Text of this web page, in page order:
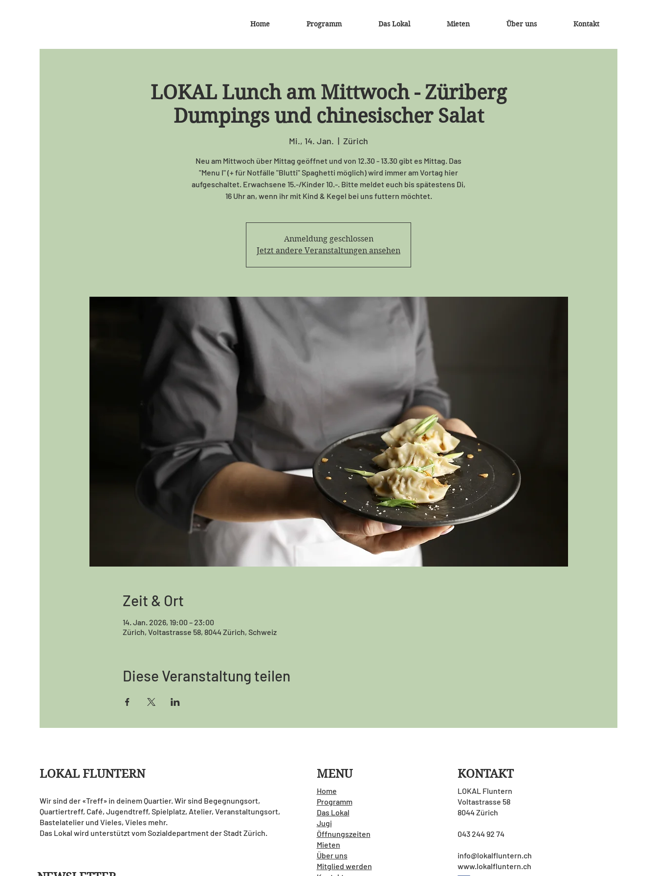
Home Programm Das Lokal Mieten Über uns Kontakt
LOKAL Lunch am Mittwoch - Züriberg
Dumpings und chinesischer Salat
Mi., 14. Jan.
  |
Zürich
Neu am Mittwoch über Mittag geöffnet und von 12.30 - 13.30 gibt es Mittag. Das
"Menu I" (+ für Notfälle "Blutti" Spaghetti möglich) wird immer am Vortag hier
aufgeschaltet. Erwachsene 15.-/Kinder 10.-. Bitte meldet euch bis spätestens Di,
16 Uhr an, wenn ihr mit Kind & Kegel bei uns futtern möchtet.
Anmeldung geschlossen
Jetzt andere Veranstaltungen ansehen
Zeit & Ort
14. Jan. 2026, 19:00 – 23:00
Zürich, Voltastrasse 58, 8044 Zürich, Schweiz
Diese Veranstaltung teilen
MENU
Home
Programm
Das Lokal
Jugi
Öffnungszeiten
Mieten
Über uns
Mitglied werden
KONTAKT
LOKAL Fluntern
Voltastrasse 58
8044 Zürich
043 244 92 74
info@lokalfluntern.ch
www.lokalfluntern.ch
LOKAL FLUNTERN
Wir sind der «Treff» in deinem Quartier. Wir sind Begegnungsort,
Quartiertreff, Café, Jugendtreff, Spielplatz, Atelier, Veranstaltungsort,
Bastelatelier und Vieles, Vieles mehr.
Das Lokal wird unterstützt vom Sozialdepartment der Stadt Zürich.